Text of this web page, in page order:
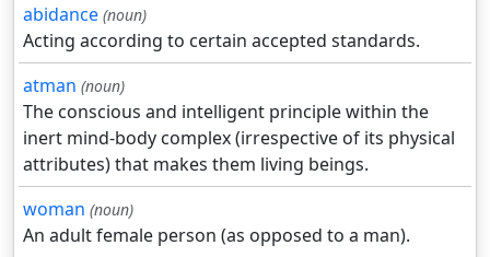
abidance (noun)
Acting according to certain accepted standards.
atman (noun)
The conscious and intelligent principle within the
inert mind-body complex (irrespective of its physical
attributes) that makes them living beings.
woman (noun)
An adult female person (as opposed to a man).